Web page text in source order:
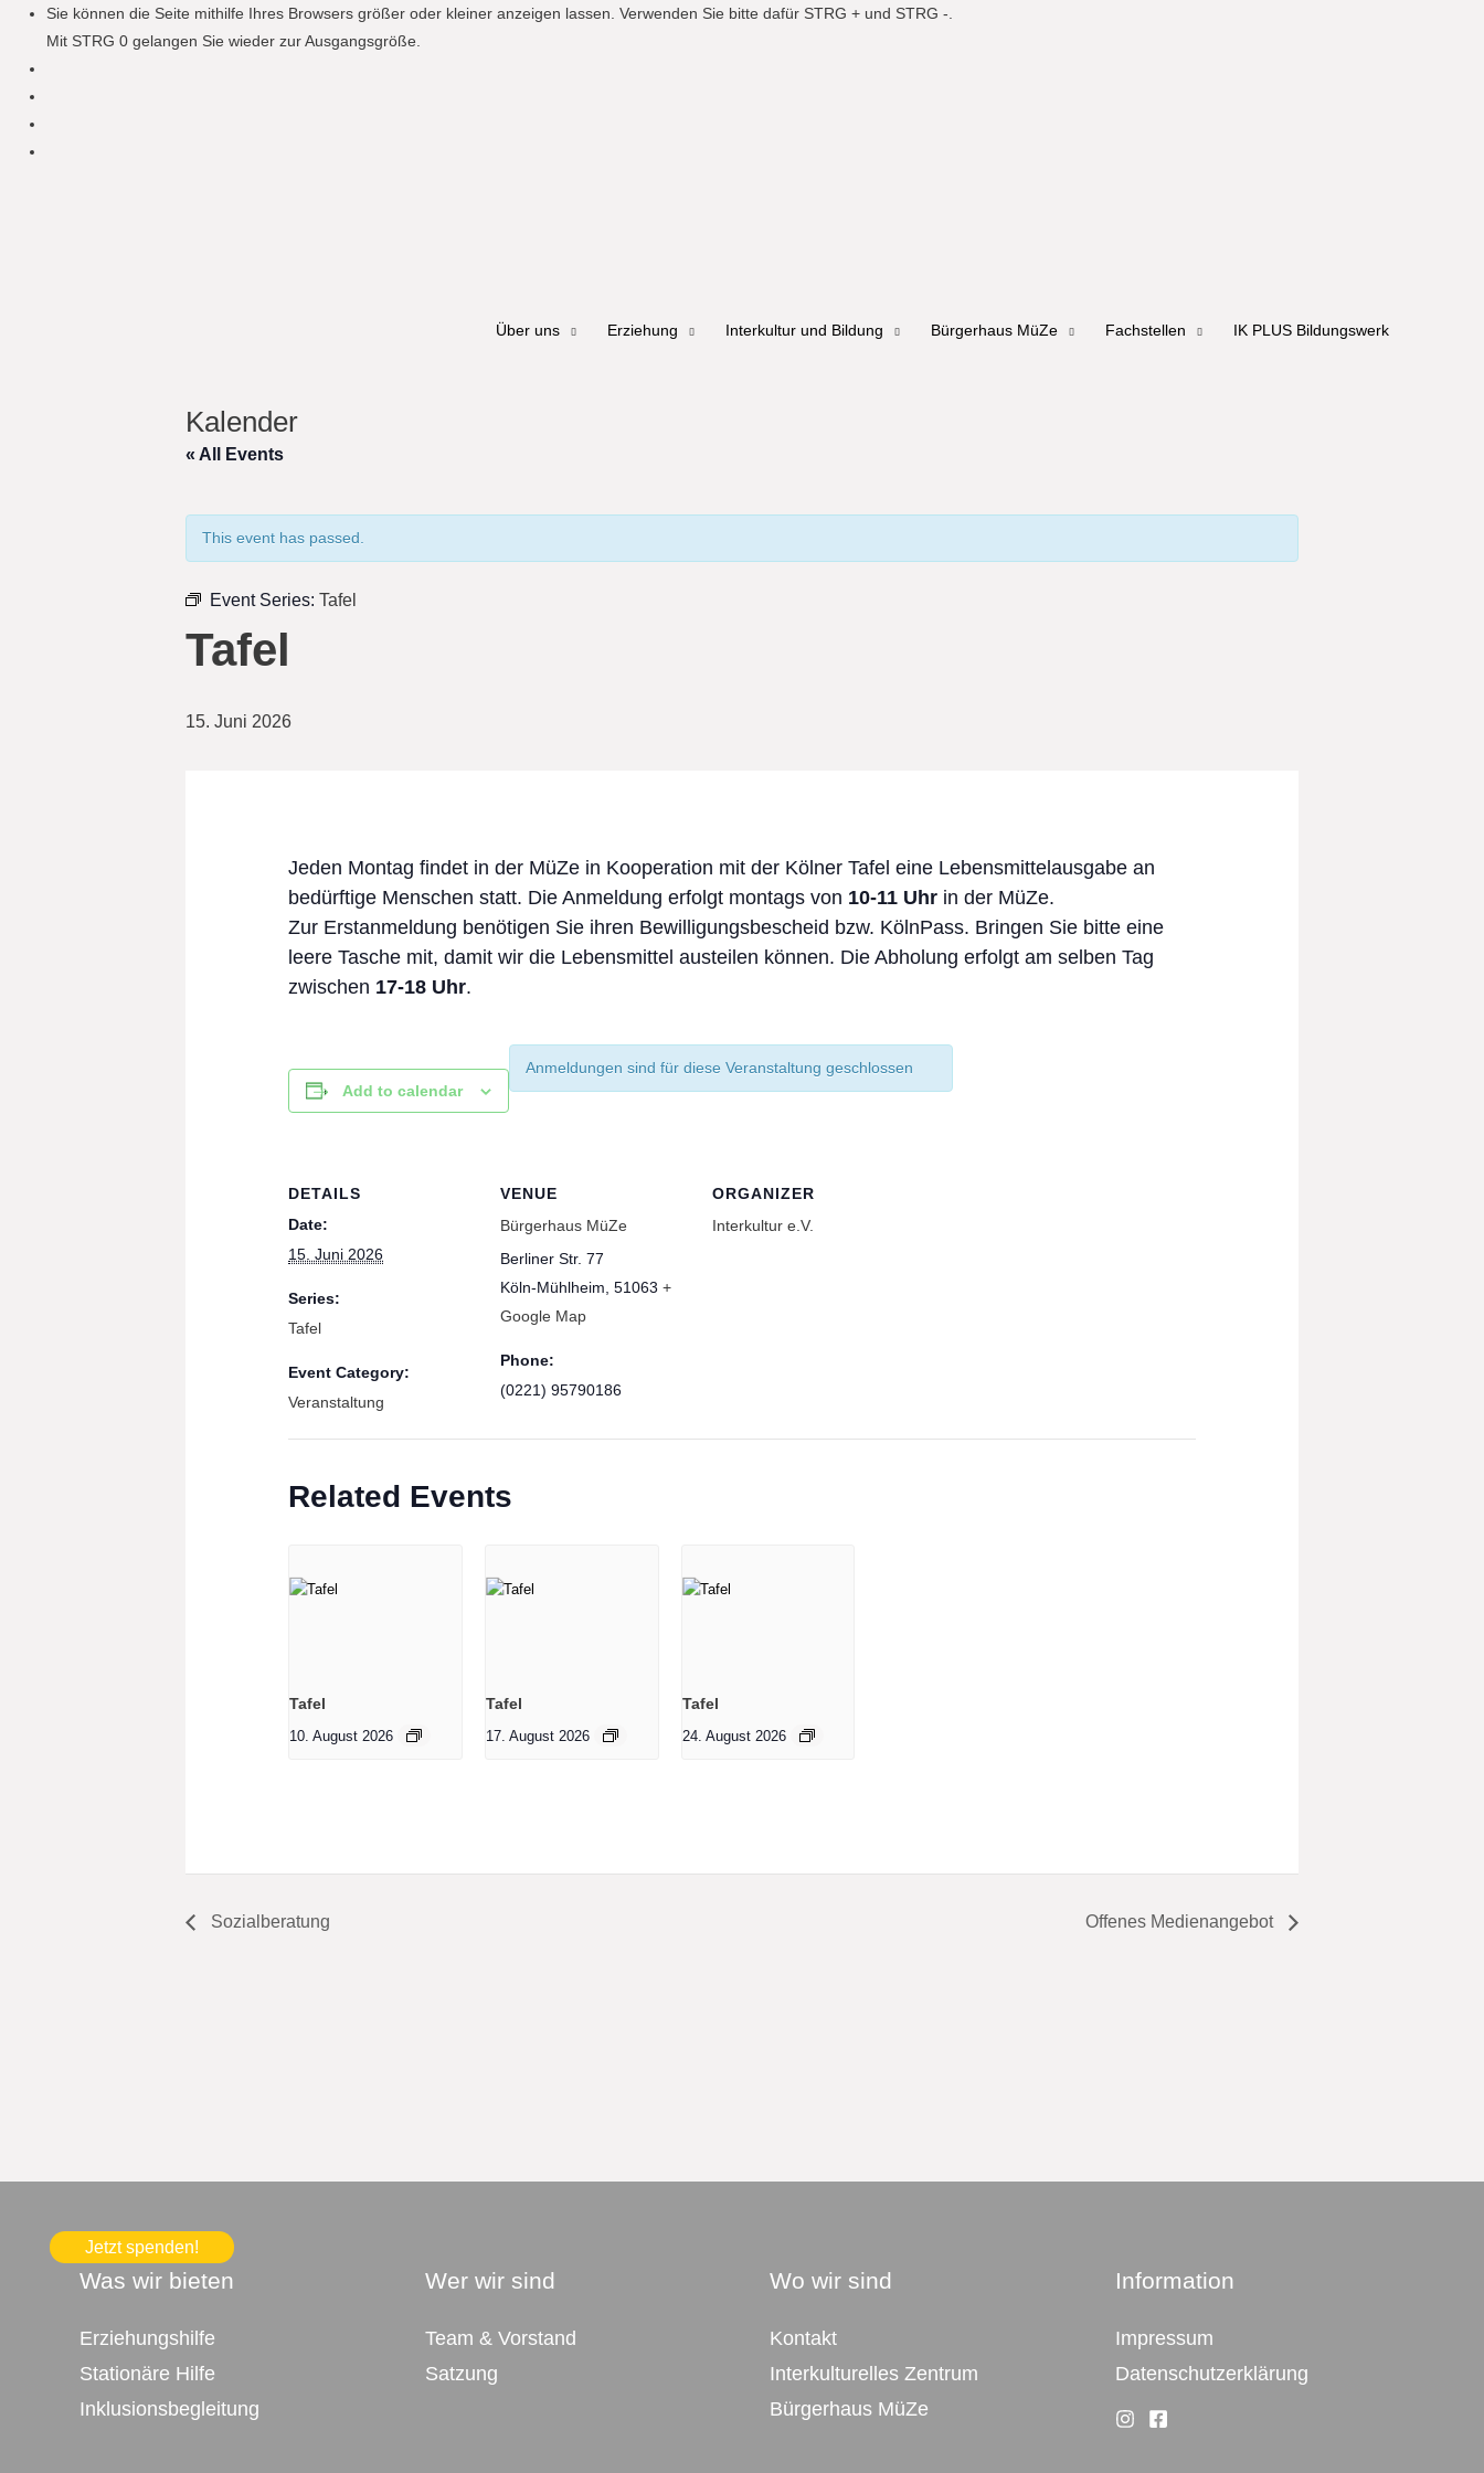
Sie können die Seite mithilfe Ihres Browsers größer oder kleiner anzeigen lassen. Verwenden Sie bitte dafür STRG + und STRG -.
Mit STRG 0 gelangen Sie wieder zur Ausgangsgröße.
Über uns Erziehung Interkultur und Bildung Bürgerhaus MüZe Fachstellen IK PLUS Bildungswerk
Kalender
« All Events
This event has passed.
Event Series: Tafel
Tafel
15. Juni 2026
Jeden Montag findet in der MüZe in Kooperation mit der Kölner Tafel eine Lebensmittelausgabe an
bedürftige Menschen statt. Die Anmeldung erfolgt montags von 10-11 Uhr in der MüZe.
Zur Erstanmeldung benötigen Sie ihren Bewilligungsbescheid bzw. KölnPass. Bringen Sie bitte eine
leere Tasche mit, damit wir die Lebensmittel austeilen können. Die Abholung erfolgt am selben Tag
zwischen 17-18 Uhr.
Add to calendar
DETAILS
Date:
15. Juni 2026
Series:
Tafel
Event Category:
Veranstaltung
VENUE
Bürgerhaus MüZe
Berliner Str. 77
Köln-Mühlheim 51063 +
Google Map
Phone:
(0221) 95790186
ORGANIZER
Interkultur e.V.
Anmeldungen sind für diese Veranstaltung geschlossen
Related Events
Tafel
10. August 2026
Tafel
17. August 2026
Tafel
24. August 2026
Sozialberatung Offenes Medienangebot
Jetzt spenden!
Was wir bieten
Erziehungshilfe
Stationäre Hilfe
Inklusionsbegleitung
Wer wir sind
Team & Vorstand
Satzung
Wo wir sind
Kontakt
Interkulturelles Zentrum
Bürgerhaus MüZe
Information
Impressum
Datenschutzerklärung